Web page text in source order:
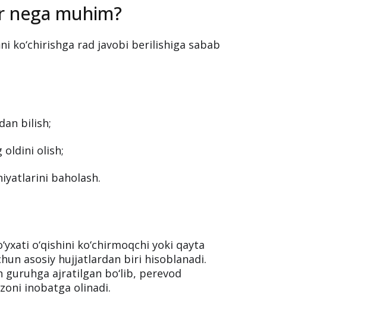
nega muhim?
ko‘chirishga rad javobi berilishiga sabab
bilish;
oldini olish;
baholash.
o‘qishini ko‘chirmoqchi yoki qayta
asosiy hujjatlardan biri hisoblanadi.
guruhga ajratilgan bo‘lib, perevod
inobatga olinadi.